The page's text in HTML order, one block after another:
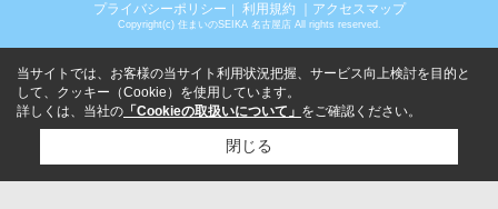
プライバシーポリシー 利用規約 ｜アクセスマップ
Copyright(c) 住まいのSEIKA 名古屋店 All rights reserved.
当サイトでは、お客様の当サイト利用状況把握、サービス向上検討を目的と
して、クッキー（Cookie）を使用しています。
詳しくは、当社の 「Cookieの取扱いについて」 をご確認ください。
閉じる